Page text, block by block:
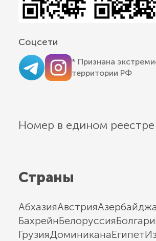
Соцсети
* Признана
территории РФ
Номер в едином
Страны
АбхазияАвстрия
БахрейнБелоруссия
ГрузияДоминиканаЕгипет